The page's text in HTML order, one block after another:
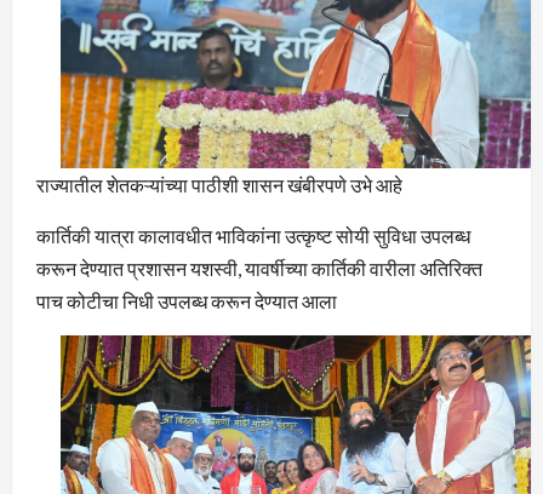
राज्यातील शेतकऱ्यांच्या पाठीशी शासन खंबीरपणे उभे आहे
कार्तिकी यात्रा कालावधीत भाविकांना उत्कृष्ट सोयी सुविधा उपलब्ध
करून देण्यात प्रशासन यशस्वी, यावर्षीच्या कार्तिकी वारीला अतिरिक्त
पाच कोटीचा निधी उपलब्ध करून देण्यात आला